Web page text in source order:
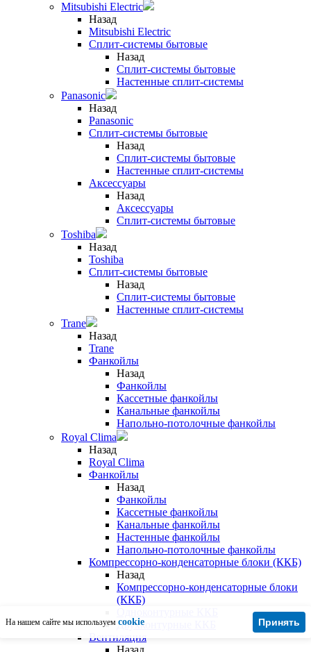
Mitsubishi Electric
Назад
Mitsubishi Electric
Сплит-системы бытовые
Назад
Сплит-системы бытовые
Настенные сплит-системы
Panasonic
Назад
Panasonic
Сплит-системы бытовые
Назад
Сплит-системы бытовые
Настенные сплит-системы
Аксессуары
Назад
Аксессуары
Сплит-системы бытовые
Toshiba
Назад
Toshiba
Сплит-системы бытовые
Назад
Сплит-системы бытовые
Настенные сплит-системы
Trane
Назад
Trane
Фанкойлы
Назад
Фанкойлы
Кассетные фанкойлы
Канальные фанкойлы
Напольно-потолочные фанкойлы
Royal Clima
Назад
Royal Clima
Фанкойлы
Назад
Фанкойлы
Кассетные фанкойлы
Канальные фанкойлы
Настенные фанкойлы
Напольно-потолочные фанкойлы
Компрессорно-конденсаторные блоки (ККБ)
Назад
Компрессорно-конденсаторные блоки
(ККБ)
Двухконтурные ККБ
Вентиляция
Назад
На нашем сайте мы используем cookie Принять